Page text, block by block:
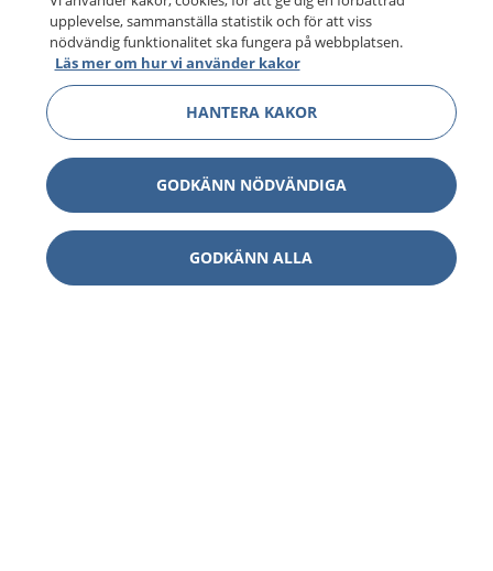
upplevelse, sammanställa statistik och för att viss
nödvändig funktionalitet ska fungera på webbplatsen.
Läs mer om hur vi använder kakor
HANTERA KAKOR
GODKÄNN NÖDVÄNDIGA
GODKÄNN ALLA